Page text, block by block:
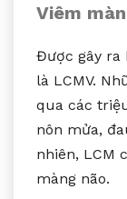
Viêm
Được gây ra
là LCMV.
qua các
nôn mửa,
nhiên, LCM
màng não.